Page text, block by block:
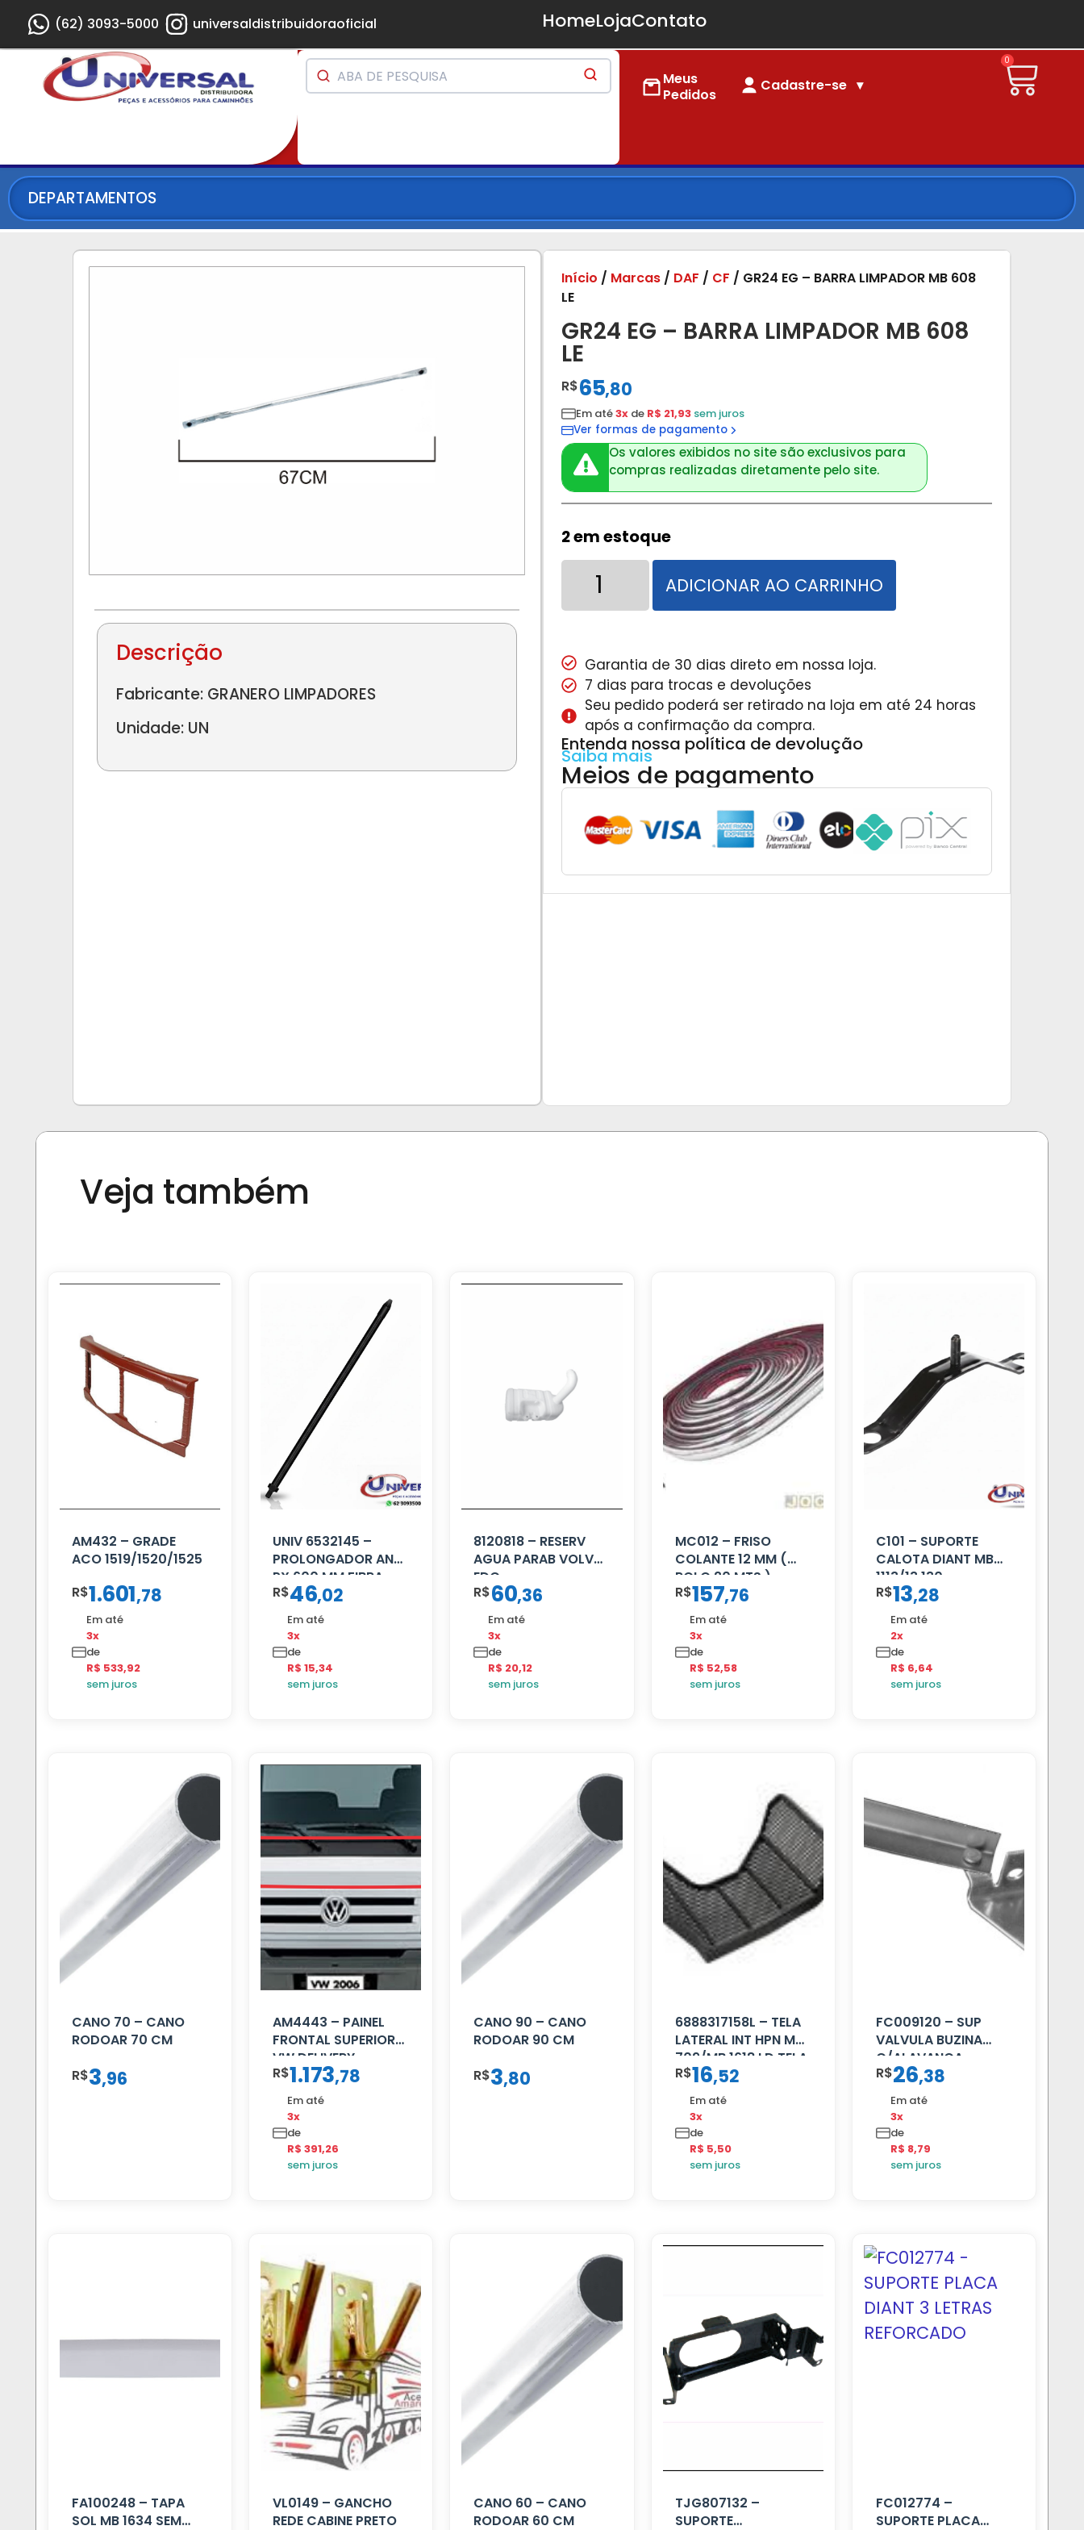
(62) 3093-5000 universaldistribuidoraoficial HomeLojaContato
Meus
Pedidos
Cadastre-se
0
DEPARTAMENTOS
Descrição
Fabricante: GRANERO LIMPADORES
Unidade: UN
GR24 EG – BARRA LIMPADOR MB 608
LE
Início / Marcas / DAF / CF / GR24 EG – BARRA LIMPADOR MB 608
LE
R$65,80
Em até3x de R$ 21,93 sem juros
Ver formas de pagamento
Os valores exibidos no site são exclusivos para
compras realizadas diretamente pelo site.
2 em estoque
ADICIONAR AO CARRINHO
Garantia de 30 dias direto em nossa loja.
7 dias para trocas e devoluções
Seu pedido poderá ser retirado na loja em até 24 horas
após a confirmação da compra.
Entenda nossa política de devolução
Saiba mais
Meios de pagamento
Veja também
AM432 – GRADE
ACO 1519/1520/1525
R$1.601,78
Em até
3x
de
R$ 533,92
sem juros
UNIV 6532145 –
PROLONGADOR ANT
PX 600 MM FIBRA
PRETA
R$46,02
Em até
3x
de
R$ 15,34
sem juros
8120818 – RESERV
AGUA PARAB VOLVO
EDC
R$60,36
Em até
3x
de
R$ 20,12
sem juros
MC012 – FRISO
COLANTE 12 MM (
ROLO 20 MTS )
R$157,76
Em até
3x
de
R$ 52,58
sem juros
C101 – SUPORTE
CALOTA DIANT MB
1113/13.130
R$13,28
Em até
2x
de
R$ 6,64
sem juros
CANO 70 – CANO
RODOAR 70 CM
R$3,96
AM4443 – PAINEL
FRONTAL SUPERIOR
VW DELIVERY
R$1.173,78
Em até
3x
de
R$ 391,26
sem juros
CANO 90 – CANO
RODOAR 90 CM
R$3,80
6888317158L – TELA
LATERAL INT HPN MB
709/MB 1618 LD TELA
R$16,52
Em até
3x
de
R$ 5,50
sem juros
FC009120 – SUP
VALVULA BUZINA
C/ALAVANCA
R$26,38
Em até
3x
de
R$ 8,79
sem juros
FA100248 – TAPA
SOL MB 1634 SEM
VL0149 – GANCHO
REDE CABINE PRETO
CANO 60 – CANO
RODOAR 60 CM
TJG807132 –
SUPORTE
FC012774 –
SUPORTE PLACA